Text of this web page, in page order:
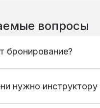
вопросы
бронирование?
выбранному
уведомление и
заявки
нужно инструктору